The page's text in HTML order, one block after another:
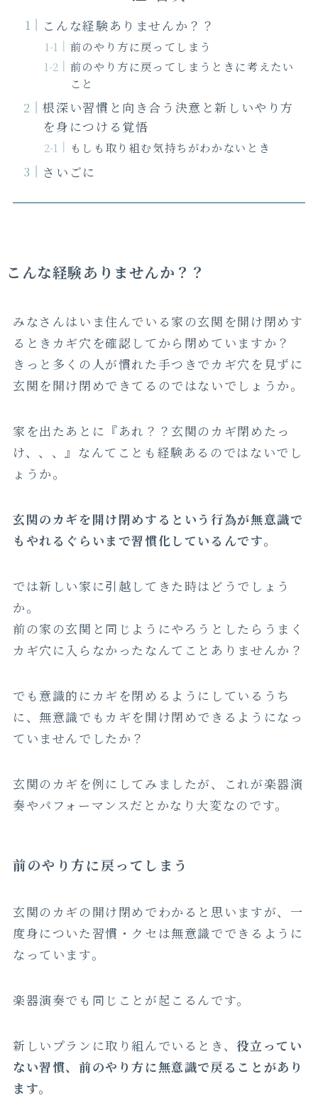
こんな経験ありませんか？？
前のやり方に戻ってしまう
前のやり方に戻ってしまうときに考えたい
こと
根深い習慣と向き合う決意と新しいやり方
を身につける覚悟
もしも取り組む気持ちがわかないとき
さいごに
こんな経験ありませんか？？
みなさんはいま住んでいる家の玄関を開け閉めす
るときカギ穴を確認してから閉めていますか？
きっと多くの人が慣れた手つきでカギ穴を見ずに
玄関を開け閉めできてるのではないでしょうか。
家を出たあとに『あれ？？玄関のカギ閉めたっ
け、、、』なんてことも経験あるのではないでし
ょうか。
玄関のカギを開け閉めするという行為が無意識で
もやれるぐらいまで習慣化しているんです。
では新しい家に引越してきた時はどうでしょう
か。
前の家の玄関と同じようにやろうとしたらうまく
カギ穴に入らなかったなんてことありませんか？
でも意識的にカギを閉めるようにしているうち
に、無意識でもカギを開け閉めできるようになっ
ていませんでしたか？
玄関のカギを例にしてみましたが、これが楽器演
奏やパフォーマンスだとかなり大変なのです。
前のやり方に戻ってしまう
玄関のカギの開け閉めでわかると思いますが、一
度身についた習慣・クセは無意識でできるように
なっています。
楽器演奏でも同じことが起こるんです。
新しいプランに取り組んでいるとき、役立ってい
ない習慣、前のやり方に無意識で戻ることがあり
ます。